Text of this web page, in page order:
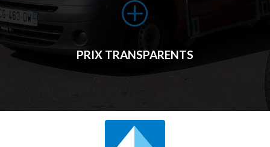
P
PRIX TRANSPARENTS